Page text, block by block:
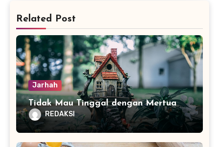
Related Post
Jarhah
Tidak Mau Tinggal dengan Mertua
REDAKSI